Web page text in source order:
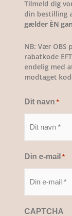
Tilmeld dig
din bestilling
gælder ÈN
NB: Vær OBS
rabatkode
endelig med
modtaget
Dit navn *
Din e-mail *
CAPTCHA